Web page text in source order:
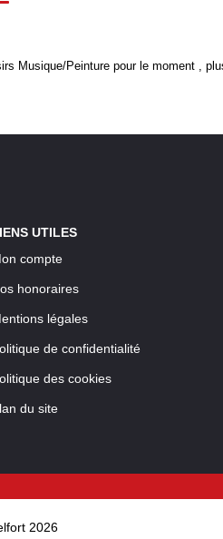
Musique/Peinture pour le moment ,
UTILES
compte
honoraires
légales
de confidentialité
des cookies
du site
2026